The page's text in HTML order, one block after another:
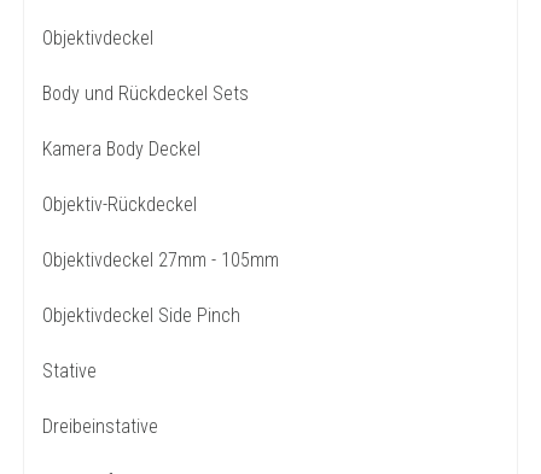
Objektivdeckel
Body und Rückdeckel Sets
Kamera Body Deckel
Objektiv-Rückdeckel
Objektivdeckel 27mm - 105mm
Objektivdeckel Side Pinch
Stative
Dreibeinstative